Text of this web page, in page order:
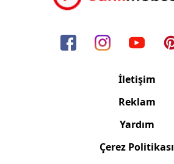
İletişim
Reklam
Yardım
Çerez Politikası